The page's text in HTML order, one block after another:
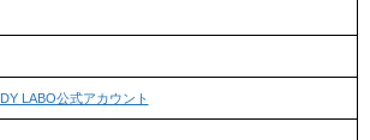
LABO公式アカウント